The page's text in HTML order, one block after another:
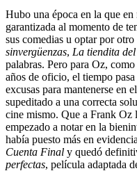
Hubo una época en la que
garantizada al momento de
sus comedias u optar por
sinvergüenzas, La tiendita
palabras. Pero para Oz,
años de oficio, el tiempo
excusas para mantenerse en
supeditado a una correcta
cine mismo. Que a Frank Oz
empezado a notar en la
había puesto más en
Cuenta Final y quedó
perfectas, película adaptada